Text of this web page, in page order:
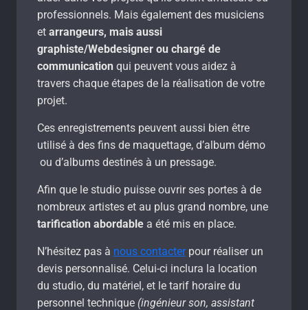
professionnels. Mais également des musiciens
et arrangeurs, mais aussi
graphiste/Webdesigner ou chargé de
communication qui peuvent vous aidez à
travers chaque étapes de la réalisation de votre
projet.
Ces enregistrements peuvent aussi bien être
utilisé à des fins de maquettage, d’album démo
ou d’albums destinés à un pressage.
Afin que le studio puisse ouvrir ses portes à de
nombreux artistes et au plus grand nombre, une
tarification abordable a été mis en place.
N’hésitez pas à nous contacterpour réaliser un
devis personnalisé. Celui-ci inclura la location
du studio, du matériel, et le tarif horaire du
personnel technique (ingénieur son, assistant